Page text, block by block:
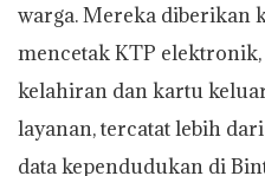
warga. Mereka diberikan
mencetak KTP
kelahiran dan kartu
layanan, tercatat lebih
data kependudukan di